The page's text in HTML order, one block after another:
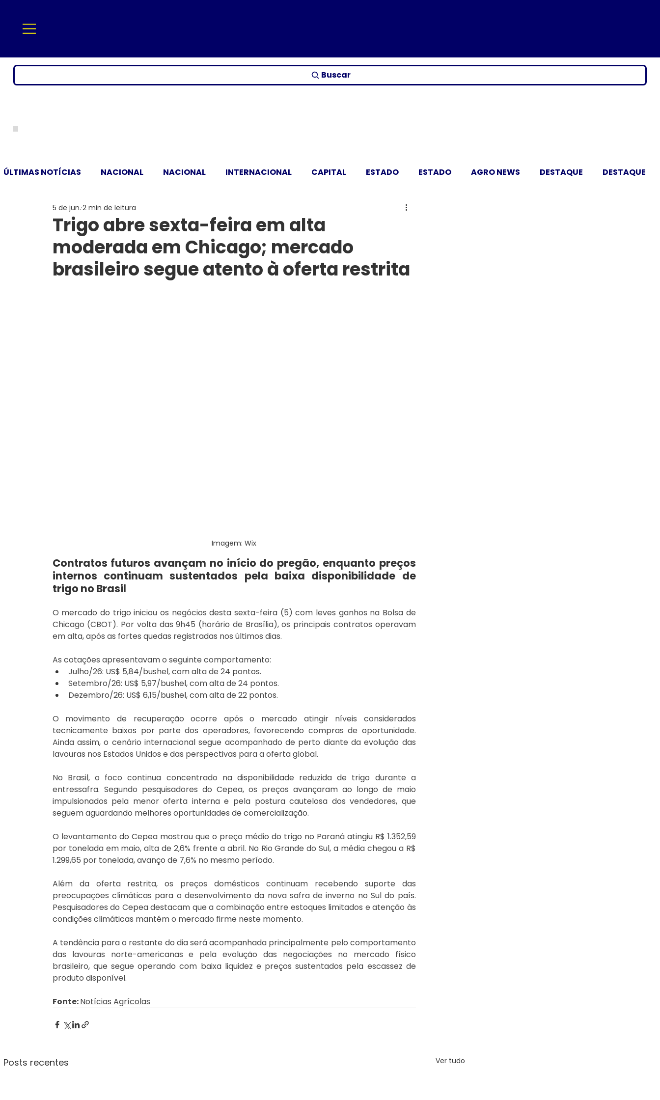
Buscar
ÚLTIMAS NOTÍCIAS NACIONAL NACIONAL INTERNACIONAL CAPITAL ESTADO ESTADO AGRO NEWS DESTAQUE DESTAQUE
Trigo abre sexta-feira em alta
moderada em Chicago; mercado
brasileiro segue atento à oferta restrita
5 de jun. 2 min de leitura
Imagem: Wix
Contratos futuros avançam no início do pregão, enquanto preços
internos continuam sustentados pela baixa disponibilidade de
trigo no Brasil
O mercado do trigo iniciou os negócios desta sexta-feira (5) com leves ganhos na Bolsa de
Chicago (CBOT). Por volta das 9h45 (horário de Brasília), os principais contratos operavam
em alta, após as fortes quedas registradas nos últimos dias.
As cotações apresentavam o seguinte comportamento:
Julho/26: US$ 5,84/bushel, com alta de 24 pontos.
Setembro/26: US$ 5,97/bushel, com alta de 24 pontos.
Dezembro/26: US$ 6,15/bushel, com alta de 22 pontos.
O movimento de recuperação ocorre após o mercado atingir níveis considerados
tecnicamente baixos por parte dos operadores, favorecendo compras de oportunidade.
Ainda assim, o cenário internacional segue acompanhado de perto diante da evolução das
lavouras nos Estados Unidos e das perspectivas para a oferta global.
No Brasil, o foco continua concentrado na disponibilidade reduzida de trigo durante a
entressafra. Segundo pesquisadores do Cepea, os preços avançaram ao longo de maio
impulsionados pela menor oferta interna e pela postura cautelosa dos vendedores, que
seguem aguardando melhores oportunidades de comercialização.
O levantamento do Cepea mostrou que o preço médio do trigo no Paraná atingiu R$ 1.352,59
por tonelada em maio, alta de 2,6% frente a abril. No Rio Grande do Sul, a média chegou a R$
1.299,65 por tonelada, avanço de 7,6% no mesmo período.
Além da oferta restrita, os preços domésticos continuam recebendo suporte das
preocupações climáticas para o desenvolvimento da nova safra de inverno no Sul do país.
Pesquisadores do Cepea destacam que a combinação entre estoques limitados e atenção às
condições climáticas mantém o mercado firme neste momento.
A tendência para o restante do dia será acompanhada principalmente pelo comportamento
das lavouras norte-americanas e pela evolução das negociações no mercado físico
brasileiro, que segue operando com baixa liquidez e preços sustentados pela escassez de
produto disponível.
Fonte: Notícias Agrícolas
Posts recentes Ver tudo